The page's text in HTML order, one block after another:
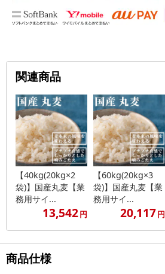
関連商品
【40kg(20kg×2
袋)】国産丸麦【業
務用サイ...
13,542円
【60kg(20kg×3
袋)】国産丸麦【業
務用サイ...
20,117円
商品仕様